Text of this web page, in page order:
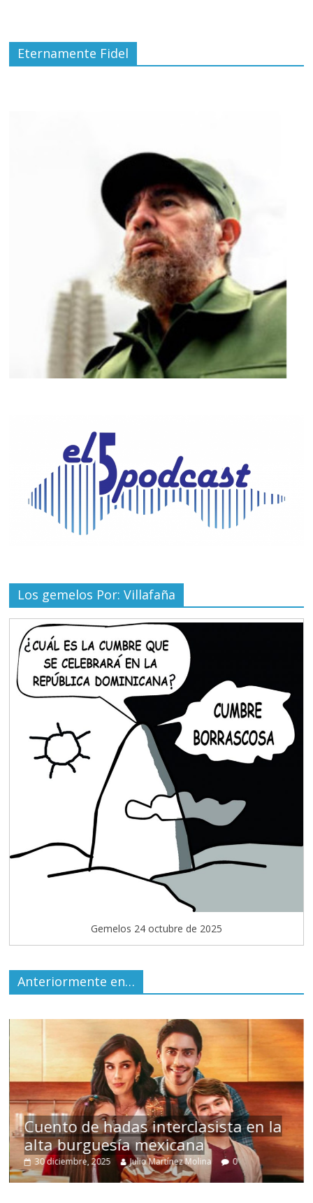
Eternamente Fidel
Los gemelos Por: Villafaña
Gemelos 24 octubre de 2025
Anteriormente en…
Cuento de hadas interclasista en la
alta burguesía mexicana
30 diciembre, 2025 Julio Martínez Molina 0